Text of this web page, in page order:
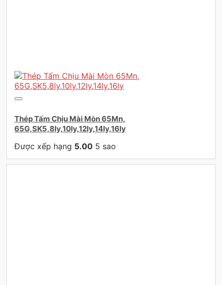
Thép Tấm Chịu Mài Mòn 65Mn,
65G,SK5,8ly,10ly,12ly,14ly,16ly
Được xếp hạng 5.00 5 sao